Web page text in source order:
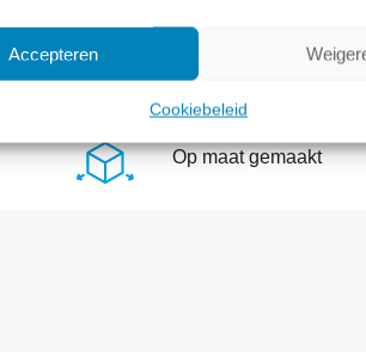
Accepteren
Cookiebeleid
Op maat gemaakt